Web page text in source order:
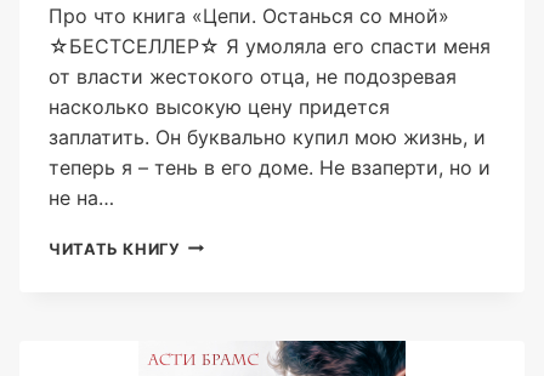
Про что книга «Цепи. Останься со мной»
☆БЕСТСЕЛЛЕР☆ Я умоляла его спасти меня
от власти жестокого отца, не подозревая
насколько высокую цену придется
заплатить. Он буквально купил мою жизнь, и
теперь я – тень в его доме. Не взаперти, но и
не на…
ЧИТАТЬ КНИГУ ЦЕПИ.
BRAMS)